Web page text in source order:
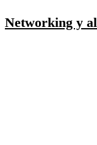
Networking y